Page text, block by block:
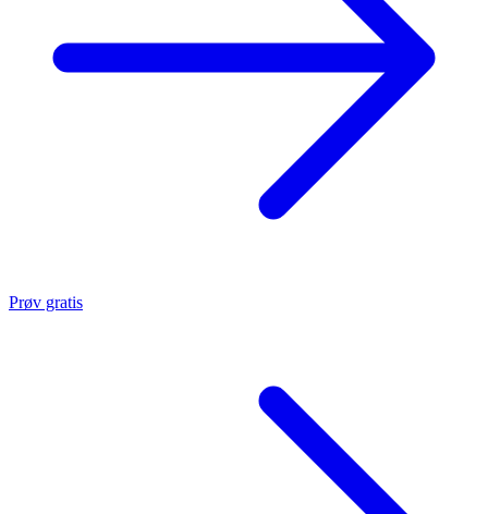
Prøv gratis